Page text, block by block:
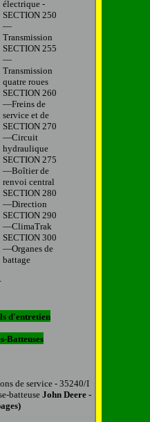
électrique -
SECTION 250
—
Transmission
SECTION 255
—
Transmission
quatre roues
SECTION 260
—Freins de
service et de
SECTION 270
—Circuit
hydraulique
SECTION 275
—Boîtier de
renvoi central
SECTION 280
—Direction
SECTION 290
—ClimaTrak
SECTION 300
—Organes de
battage
d'entretien
Batteuses
de service - 35240/I
batteuse John Deere -